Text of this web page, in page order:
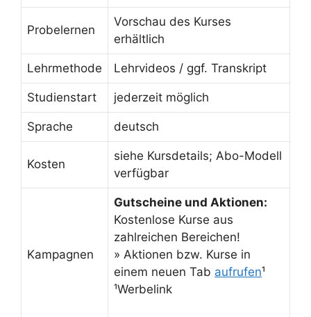
Probelernen
Vorschau des Kurses
erhältlich
Lehrmethode Lehrvideos / ggf. Transkript
Studienstart jederzeit möglich
Sprache deutsch
Kosten
siehe Kursdetails; Abo-Modell
verfügbar
Kampagnen
Gutscheine und Aktionen:
Kostenlose Kurse aus
zahlreichen Bereichen!
» Aktionen bzw. Kurse in
einem neuen Tab aufrufen¹
¹Werbelink